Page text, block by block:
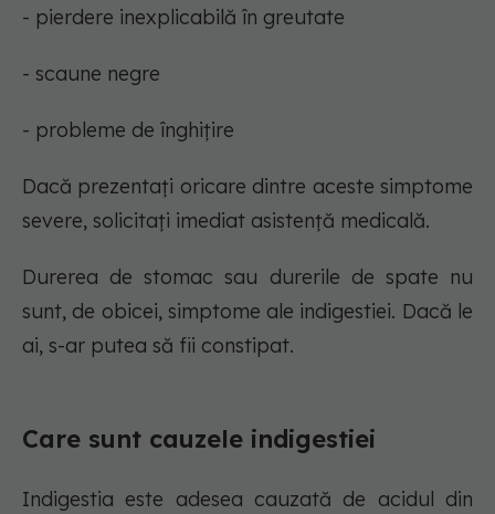
- pierdere inexplicabilă în greutate
- scaune negre
- probleme de înghițire
Dacă prezentați oricare dintre aceste simptome
severe, solicitați imediat asistență medicală.
Durerea de stomac sau durerile de spate nu
sunt, de obicei, simptome ale indigestiei. Dacă le
ai, s-ar putea să fii constipat.
Care sunt cauzele indigestiei
Indigestia este adesea cauzată de acidul din